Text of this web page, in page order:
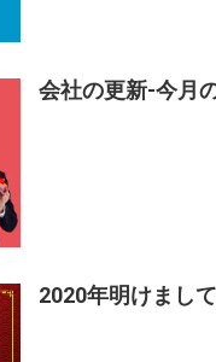
会社の更新-今月
2020年明けまし